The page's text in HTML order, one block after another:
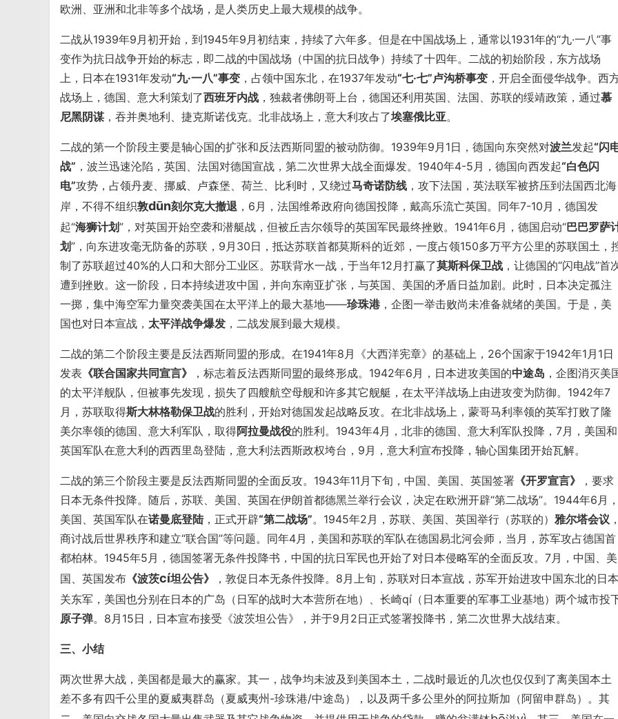
欧洲、亚洲和北非等多个战场，是人类历史上最大规模的战争。
二战从1939年9月初开始，到1945年9月初结束，持续了六年多。但是在中国战场上，通常以1931年的“九·一八”事
变作为抗日战争开始的标志，即二战的中国战场（中国的抗日战争）持续了十四年。二战的初始阶段，东方战场
上，日本在1931年发动“九·一八”事变 ，占领中国东北，在1937年发动“七·七”卢沟桥事变 ，开启全面侵华战争。西
战场上，德国、意大利策划了西班牙内战 ，独裁者佛朗哥上台，德国还利用英国、法国、苏联的绥靖政策，通过慕
尼黑阴谋 ，吞并奥地利、捷克斯诺伐克。北非战场上，意大利攻占了埃塞俄比亚。
二战的第一个阶段主要是轴心国的扩张和反法西斯同盟的被动防御。1939年9月1日，德国向东突然对波兰发起“闪
战” ，波兰迅速沦陷，英国、法国对德国宣战，第二次世界大战全面爆发。1940年4-5月，德国向西发起“白色闪
电”攻势，占领丹麦、挪威、卢森堡、荷兰、比利时，又绕过马奇诺防线 ，攻下法国，英法联军被挤压到法国西北海
岸，不得不组织敦dūn刻尔克大撤退 ，6月，法国维希政府向德国投降，戴高乐流亡英国。同年7-10月，德国发
起“海狮计划”，对英国开始空袭和潜艇战，但被丘吉尔领导的英国军民最终挫败。1941年6月，德国启动“巴巴罗萨
划”，向东进攻毫无防备的苏联，9月30日，抵达苏联首都莫斯科的近郊，一度占领150多万平方公里的苏联国土，
制了苏联超过40%的人口和大部分工业区。苏联背水一战，于当年12月打赢了莫斯科保卫战 ，让德国的“闪电战”首
遭到挫败。这一阶段，日本持续进攻中国，并向东南亚扩张，与英国、美国的矛盾日益加剧。此时，日本决定孤注
一掷，集中海空军力量突袭美国在太平洋上的最大基地——珍珠港，企图一举击败尚未准备就绪的美国。于是，美
国也对日本宣战， 太平洋战争爆发 ，二战发展到最大规模。
二战的第二个阶段主要是反法西斯同盟的形成。在1941年8月《大西洋宪章》的基础上，26个国家于1942年1月1日
发表 《联合国家共同宣言》 ，标志着反法西斯同盟的最终形成。1942年6月，日本进攻美国的中途岛 ，企图消灭美
的太平洋舰队，但被事先发现，损失了四艘航空母舰和许多其它舰艇，在太平洋战场上由进攻变为防御。1942年7
月，苏联取得斯大林格勒保卫战的胜利，开始对德国发起战略反攻。在北非战场上，蒙哥马利率领的英军打败了隆
美尔率领的德国、意大利军队，取得阿拉曼战役的胜利。1943年4月，北非的德国、意大利军队投降，7月，美国和
英国军队在意大利的西西里岛登陆，意大利法西斯政权垮台，9月，意大利宣布投降，轴心国集团开始瓦解。
二战的第三个阶段主要是反法西斯同盟的全面反攻。1943年11月下旬，中国、美国、英国签署 《开罗宣言》
，要求
日本无条件投降。随后，苏联、美国、英国在伊朗首都德黑兰举行会议，决定在欧洲开辟“第二战场”。1944年6月
美国、英国军队在诺曼底登陆，正式开辟“第二战场”。1945年2月，苏联、美国、英国举行（苏联的） 雅尔塔会议
商讨战后世界秩序和建立“联合国”等问题。同年4月，美国和苏联的军队在德国易北河会师，当月，苏军攻占德国首
都柏林。1945年5月，德国签署无条件投降书，中国的抗日军民也开始了对日本侵略军的全面反攻。7月，中国、美
国、英国发布 《波茨cí坦公告》
，敦促日本无条件投降。8月上旬，苏联对日本宣战，苏军开始进攻中国东北的日本
关东军，美国也分别在日本的广岛（日军的战时大本营所在地）、长崎qí（日本重要的军事工业基地）两个城市投
原子弹。8月15日，日本宣布接受《波茨坦公告》，并于9月2日正式签署投降书，第二次世界大战结束。
三、小结
两次世界大战，美国都是最大的赢家。其一，战争均未波及到美国本土，二战时最近的几次也仅仅到了离美国本土
差不多有四千公里的夏威夷群岛（夏威夷州-珍珠港/中途岛），以及两千多公里外的阿拉斯加（阿留申群岛）。其